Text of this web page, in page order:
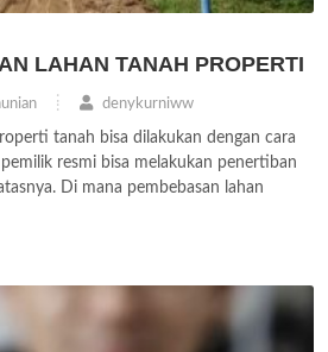
LAHAN TANAH PROPERTI
denykurniww
tanah bisa dilakukan dengan cara
resmi bisa melakukan penertiban
Di mana pembebasan lahan